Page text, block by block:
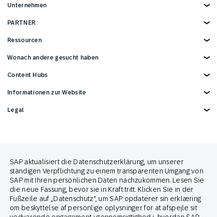
SAP aktualisiert die Datenschutzerklärung, um unserer
ständigen Verpflichtung zu einem transparenten Umgang von
SAP mit Ihren persönlichen Daten nachzukommen. Lesen Sie
die neue Fassung, bevor sie in Kraft tritt. Klicken Sie in der
Fußzeile auf „Datenschutz“, um SAP opdaterer sin erklæring
om beskyttelse af personlige oplysninger for at afspejle sit
Strategien und Taktiken
Technologieintegrationen
Customer Lifecycle Marketing
Mobile Wallet
Conversational Messaging
In Store
E-Commerce
Reise- und Tourismusbranche
Medien und Kommunikation
Unternehmen
Warum SAP Engagement Cloud
SAP Engagement Cloud und SAP
Support
Karriere
Kontaktieren Sie uns
PARTNER
Partner Connect Ecosystem
Partner*in werden
Werbeintegrationen
Google-Integrationen
Ressourcen
Überblick
Blog
Wonach andere gesucht haben
Handelsmarketing-Lösung
Omnichannel-Marketinglösung
Content Hubs
Engage with SAP ONLINE
Informationen zur Website
Impressum
Brand Guide
Legal
Partner von